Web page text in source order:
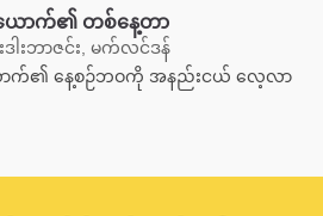
ောက်၏ တစ်နေ့တာ
းဘာဇင်း, မက်လင်ဒန်
ာက်၏ နေ့စဉ်ဘဝကို အနည်းငယ် လေ့လာ